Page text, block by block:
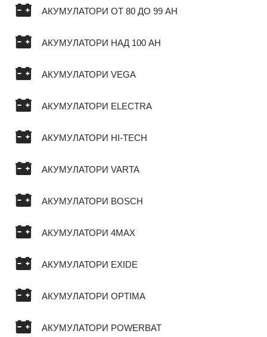
АКУМУЛАТОРИ ОТ 80 ДО 99 AH
АКУМУЛАТОРИ НАД 100 AH
АКУМУЛАТОРИ VEGA
АКУМУЛАТОРИ ELECTRA
АКУМУЛАТОРИ HI-TECH
АКУМУЛАТОРИ VARTA
АКУМУЛАТОРИ BOSCH
АКУМУЛАТОРИ 4MAX
АКУМУЛАТОРИ EXIDE
АКУМУЛАТОРИ OPTIMA
АКУМУЛАТОРИ POWERBAT